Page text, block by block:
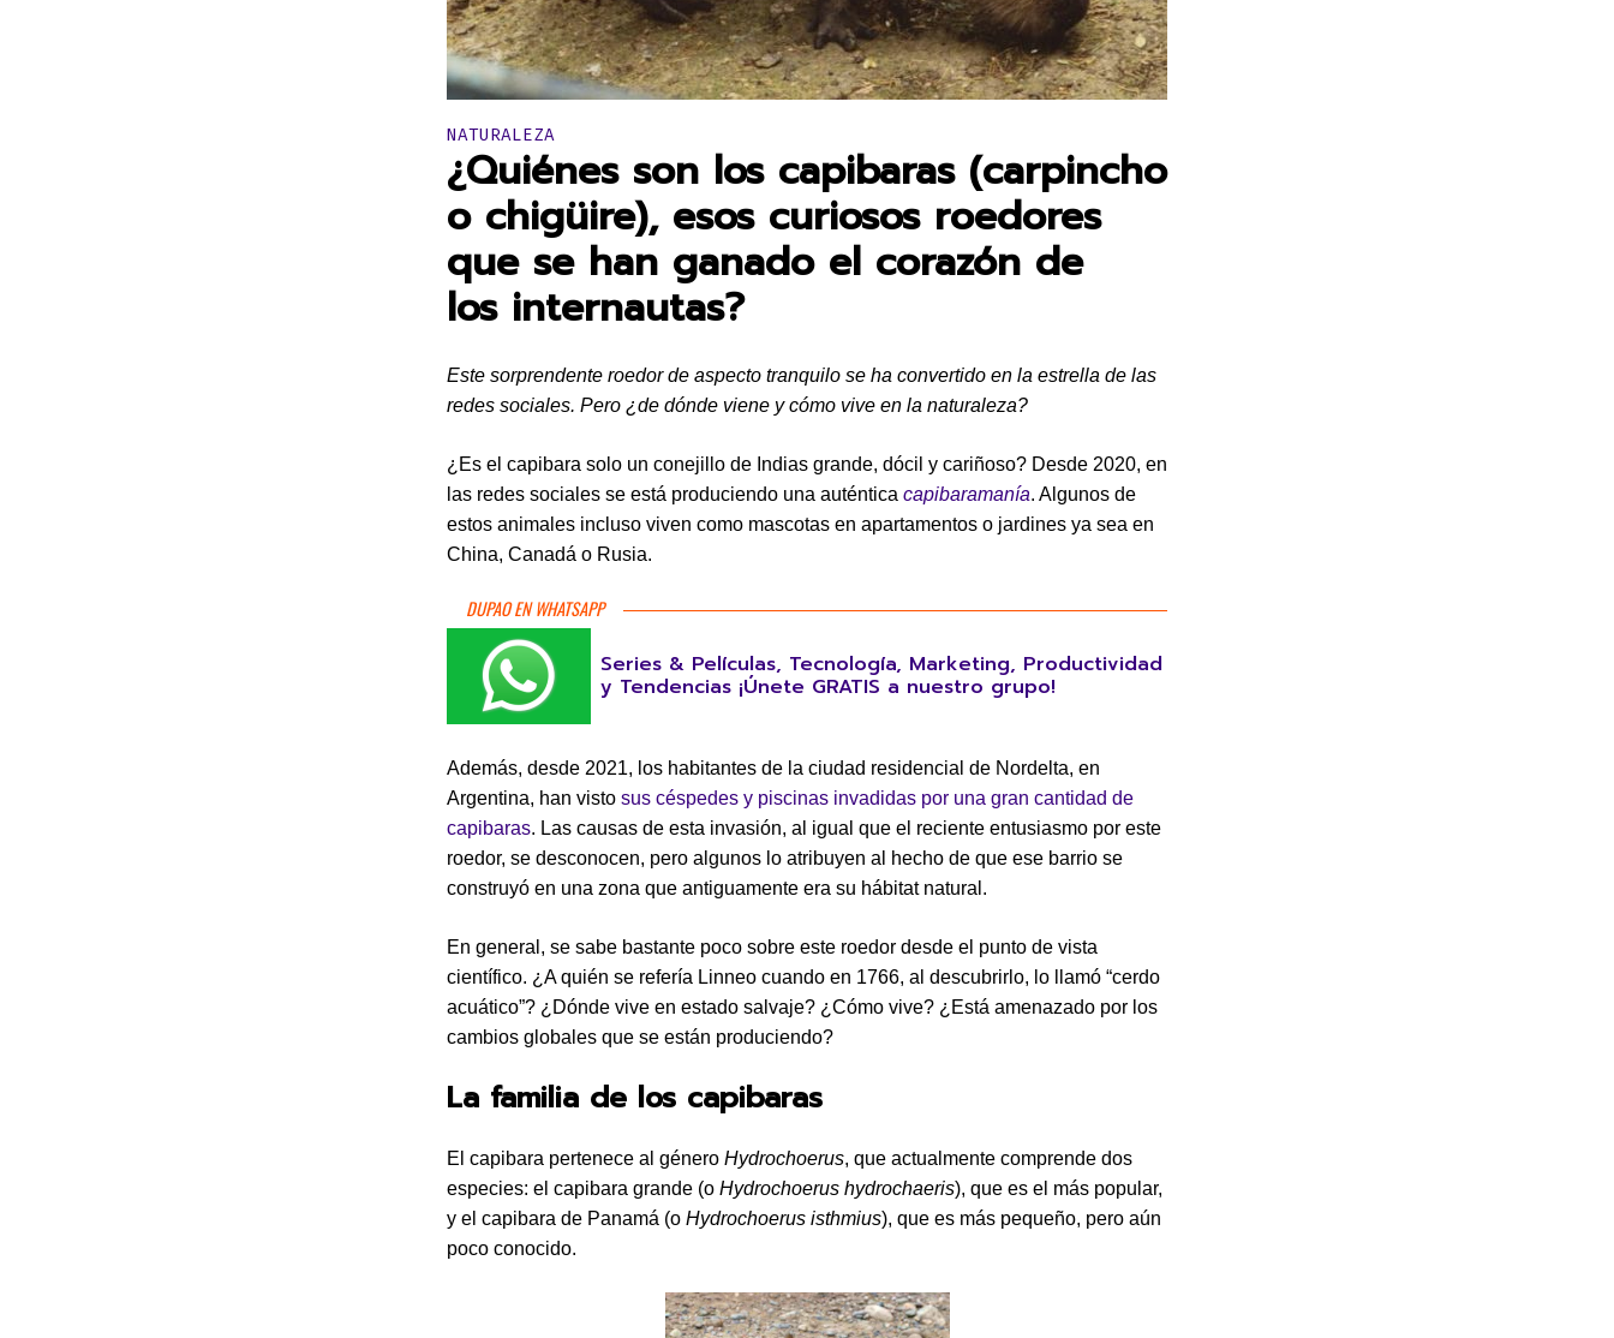
Publicado en:
NATURALEZA
¿Quiénes son los capibaras (carpincho
o chigüire), esos curiosos roedores
que se han ganado el corazón de
los internautas?
Este sorprendente roedor de aspecto tranquilo se ha convertido en la estrella de las
redes sociales. Pero ¿de dónde viene y cómo vive en la naturaleza?
¿Es el capibara solo un conejillo de Indias grande, dócil y cariñoso? Desde 2020, en
las redes sociales se está produciendo una auténtica capibaramanía. Algunos de
estos animales incluso viven como mascotas en apartamentos o jardines ya sea en
China, Canadá o Rusia.
DUPAO EN WHATSAPP
Series & Películas, Tecnología, Marketing, Productividad
y Tendencias ¡Únete GRATIS a nuestro grupo!
Además, desde 2021, los habitantes de la ciudad residencial de Nordelta, en
Argentina, han visto sus céspedes y piscinas invadidas por una gran cantidad de
capibaras. Las causas de esta invasión, al igual que el reciente entusiasmo por este
roedor, se desconocen, pero algunos lo atribuyen al hecho de que ese barrio se
construyó en una zona que antiguamente era su hábitat natural.
En general, se sabe bastante poco sobre este roedor desde el punto de vista
científico. ¿A quién se refería Linneo cuando en 1766, al descubrirlo, lo llamó “cerdo
acuático”? ¿Dónde vive en estado salvaje? ¿Cómo vive? ¿Está amenazado por los
cambios globales que se están produciendo?
La familia de los capibaras
El capibara pertenece al género Hydrochoerus, que actualmente comprende dos
especies: el capibara grande (o Hydrochoerus hydrochaeris), que es el más popular,
y el capibara de Panamá (o Hydrochoerus isthmius), que es más pequeño, pero aún
poco conocido.